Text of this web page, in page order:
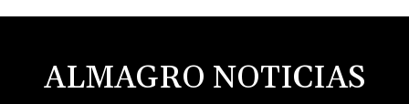
ALMAGRO NOTICIAS